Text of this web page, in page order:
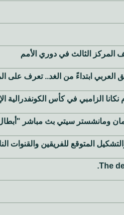
المركز الثالث في دوري الأمم
العربي ابتداءً من الغد.. تعرف على
الزامبي في كأس الكونفدرالية
ومانشستر سيتي بث مباشر "أبطال
المتوقع للفريقين والقنوات
The